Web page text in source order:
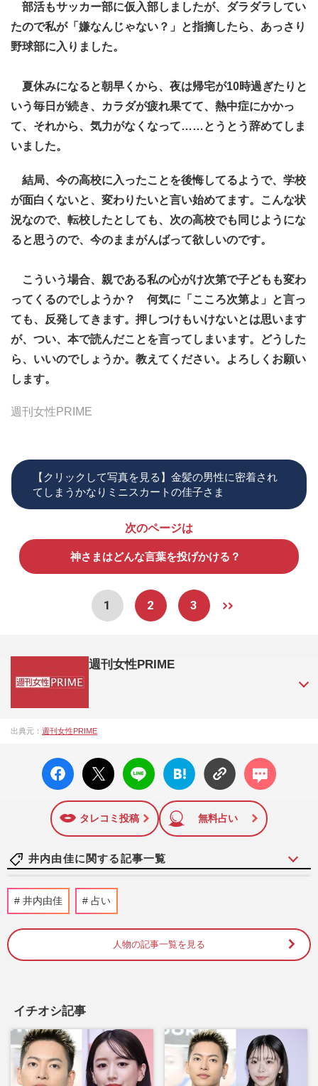
部活もサッカー部に仮入部しましたが、ダラダラしてい
たので私が「嫌なんじゃない？」と指摘したら、あっさり
野球部に入りました。
夏休みになると朝早くから、夜は帰宅が10時過ぎたりと
いう毎日が続き、カラダが疲れ果てて、熱中症にかかっ
て、それから、気力がなくなって……とうとう辞めてしま
いました。
結局、今の高校に入ったことを後悔してるようで、学校
が面白くないと、変わりたいと言い始めてます。こんな状
況なので、転校したとしても、次の高校でも同じようにな
ると思うので、今のままがんばって欲しいのです。
こういう場合、親である私の心がけ次第で子どもも変わ
ってくるのでしようか？ 何気に「こころ次第よ」と言っ
ても、反発してきます。押しつけもいけないとは思います
が、つい、本で読んだことを言ってしまいます。どうした
ら、いいのでしょうか。教えてください。よろしくお願い
します。
週刊女性PRIME
【クリックして写真を見る】金髪の男性に密着され
てしまうかなりミニスカートの佳子さま
次のページは
神さまはどんな言葉を投げかける？
1 2 3
週刊女性PRIME
成27年）1月に開設された主婦と生活社が運営する日本のニュ
陣の執筆記事を配信するほか、女性週刊誌『週刊女性』の誌
面に掲載された記事から、インターネット利用者層にとって
特に関心の高い題材の記事を、WEB向けにリライトして配信
しています！
出典元： 週刊女性PRIME
facebo
ok い
X ポス
ト
LINE
はてな
ブック
に追加
コメン
ト
タレコミ投稿 無料占い
井内由佳に関する記事一覧
『神さまの幸福論』井内由佳先生より連載
最終回のご挨拶「至福の年を味わう方法」
「子どもへの"援助"はどういう形が適切な
の？」井内由佳が回答《神さまの幸福論》
週刊女性PRIME 2016/8/29
井内由佳 占い
人物の記事一覧を見る
イチオシ記事